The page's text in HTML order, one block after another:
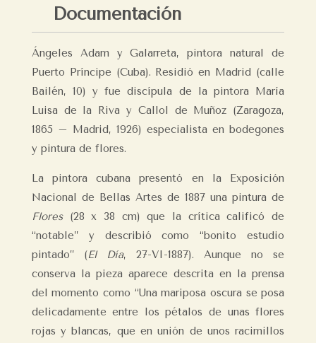
Documentación
Ángeles Adam y Galarreta, pintora natural de
Puerto Príncipe (Cuba). Residió en Madrid (calle
Bailén, 10) y fue discípula de la pintora María
Luisa de la Riva y Callol de Muñoz (Zaragoza,
1865 – Madrid, 1926) especialista en bodegones
y pintura de flores.
La pintora cubana presentó en la Exposición
Nacional de Bellas Artes de 1887 una pintura de
Flores(28 x 38 cm) que la crítica calificó de
“notable” y describió como “bonito estudio
pintado” (El Día, 27-VI-1887). Aunque no se
conserva la pieza aparece descrita en la prensa
del momento como “Una mariposa oscura se posa
delicadamente entre los pétalos de unas flores
rojas y blancas, que en unión de unos racimillos